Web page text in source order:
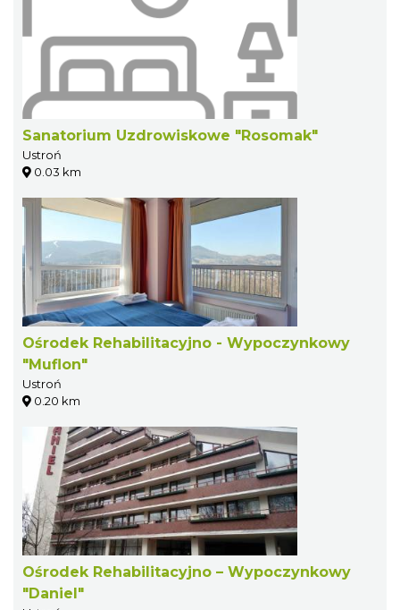
Sanatorium Uzdrowiskowe "Rosomak"
Ustroń
0.03 km
Ośrodek Rehabilitacyjno - Wypoczynkowy
"Muflon"
Ustroń
0.20 km
Ośrodek Rehabilitacyjno – Wypoczynkowy
"Daniel"